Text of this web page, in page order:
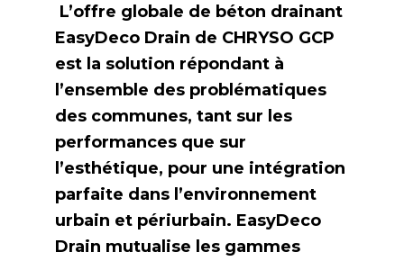
L’offre globale de béton drainant
EasyDeco Drain de CHRYSO GCP
est la solution répondant à
l’ensemble des problématiques
des communes, tant sur les
performances que sur
l’esthétique, pour une intégration
parfaite dans l’environnement
urbain et périurbain. EasyDeco
Drain mutualise les gammes